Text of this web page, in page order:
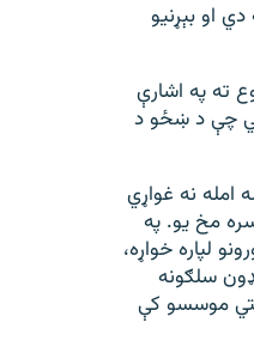
او بېړنیو
ته په اشارې
چې د ښځو د
نه غواړي
مخ یو. په
لپاره خواړه،
سلګونه
موسسو کې